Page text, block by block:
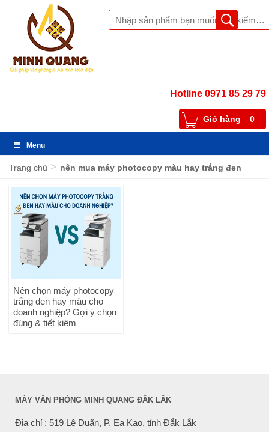
Hotline 0971 85 29 79
Giỏ hàng 0
Menu
Trang chủ > nên mua máy photocopy màu hay trắng đen
Nên chọn máy photocopy
trắng đen hay màu cho
doanh nghiệp? Gợi ý chọn
đúng & tiết kiệm
MÁY VĂN PHÒNG MINH QUANG ĐẮK LẮK
Địa chỉ : 519 Lê Duẩn, P. Ea Kao, tỉnh Đắk Lắk